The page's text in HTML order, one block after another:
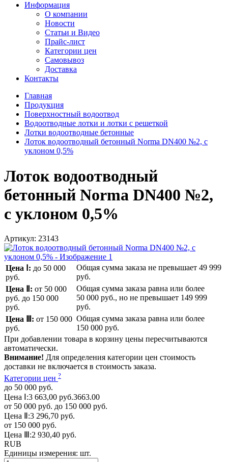
Информация
О компании
Новости
Статьи и Видео
Прайс-лист
Категории цен
Самовывоз
Доставка
Контакты
Главная
Продукция
Поверхностный водоотвод
Водоотводные лотки и лотки с решеткой
Лотки водоотводные бетонные
Лоток водоотводный бетонный Norma DN400 №2, с
уклоном 0,5%
Лоток водоотводный
бетонный Norma DN400 №2,
с уклоном 0,5%
Артикул: 23143
Цена Ⅰ: до 50 000
руб.
Общая сумма заказа не превышает 49 999
руб.
Цена Ⅱ: от 50 000
руб. до 150 000
руб.
Общая сумма заказа равна или более
50 000 руб., но не превышает 149 999
руб.
Цена Ⅲ: от 150 000
руб.
Общая сумма заказа равна или более
150 000 руб.
При добавлении товара в корзину цены пересчитываются
автоматически.
Внимание! Для определения категории цен стоимость
доставки не включается в стоимость заказа.
Категории цен ?
до 50 000 руб.
Цена Ⅰ:3 663,00 руб.3663.00
от 50 000 руб. до 150 000 руб.
Цена Ⅱ:3 296,70 руб.
от 150 000 руб.
Цена Ⅲ:2 930,40 руб.
RUB
Единицы измерения: шт.